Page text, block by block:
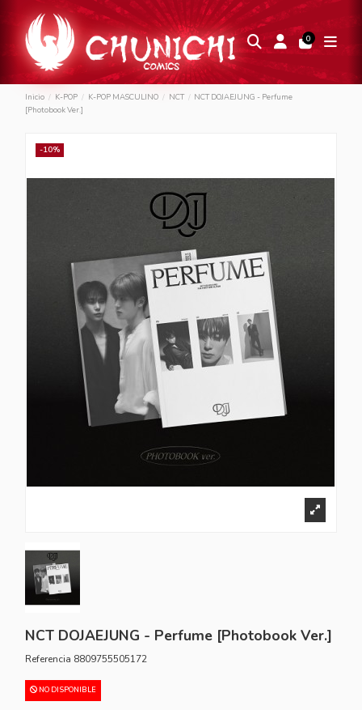
0
Inicio K-POP K-POP MASCULINO NCT
NCT DOJAEJUNG - Perfume
[Photobook Ver.]
-10%
NCT DOJAEJUNG - Perfume [Photobook Ver.]
Referencia 8809755505172
NO DISPONIBLE